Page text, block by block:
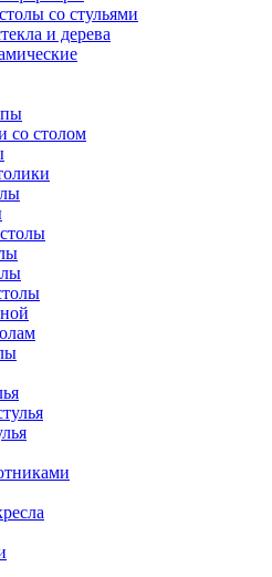
со стульями
и дерева
со столом